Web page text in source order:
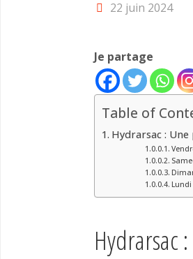
22 juin 2024
Je partage
Table of
Hydrarsac :
Lundi
Hydrarsac